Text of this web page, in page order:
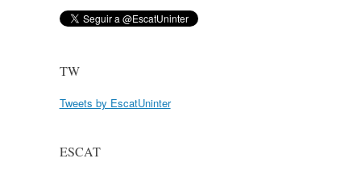
TW
Tweets by EscatUninter
ESCAT